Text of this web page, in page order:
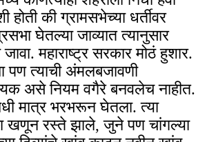
की ग्रामसभेच्या धर्तीवर
घेतल्या जाव्यात त्यानुसार
महाराष्ट्र सरकार मोठं हुशार.
पण त्याची अंमलबजावणी
असे नियम वगैरे बनवलेच नाहीत.
मात्र भरभरून घेतला. त्या
खणून रस्ते झाले, जुने पण चांगल्या